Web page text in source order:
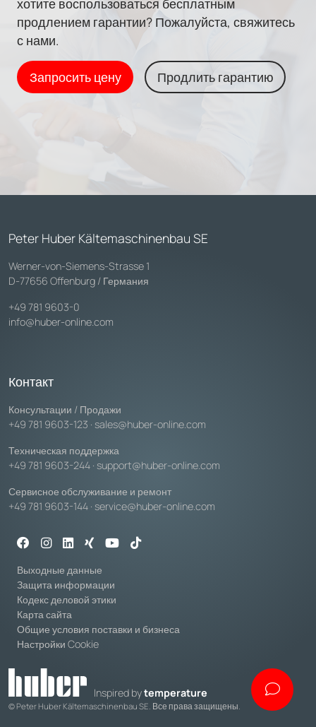
хотите воспользоваться бесплатным
продлением гарантии? Пожалуйста, свяжитесь
с нами.
Запросить цену Продлить гарантию
Peter Huber Kältemaschinenbau SE
Werner-von-Siemens-Strasse 1
D-77656 Offenburg / Германия
+49 781 9603-0
info@huber-online.com
Контакт
Консультации / Продажи
+49 781 9603-123 · sales@huber-online.com
Техническая поддержка
+49 781 9603-244 · support@huber-online.com
Сервисное обслуживание и ремонт
+49 781 9603-144 · service@huber-online.com
Выходные данные
Защита информации
Кодекс деловой этики
Карта сайта
Общие условия поставки и бизнеса
Настройки Cookie
Inspired bytemperature
© Peter Huber Kältemaschinenbau SE. Все права защищены.